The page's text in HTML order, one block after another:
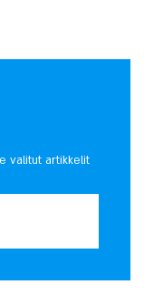
valitut artikkelit